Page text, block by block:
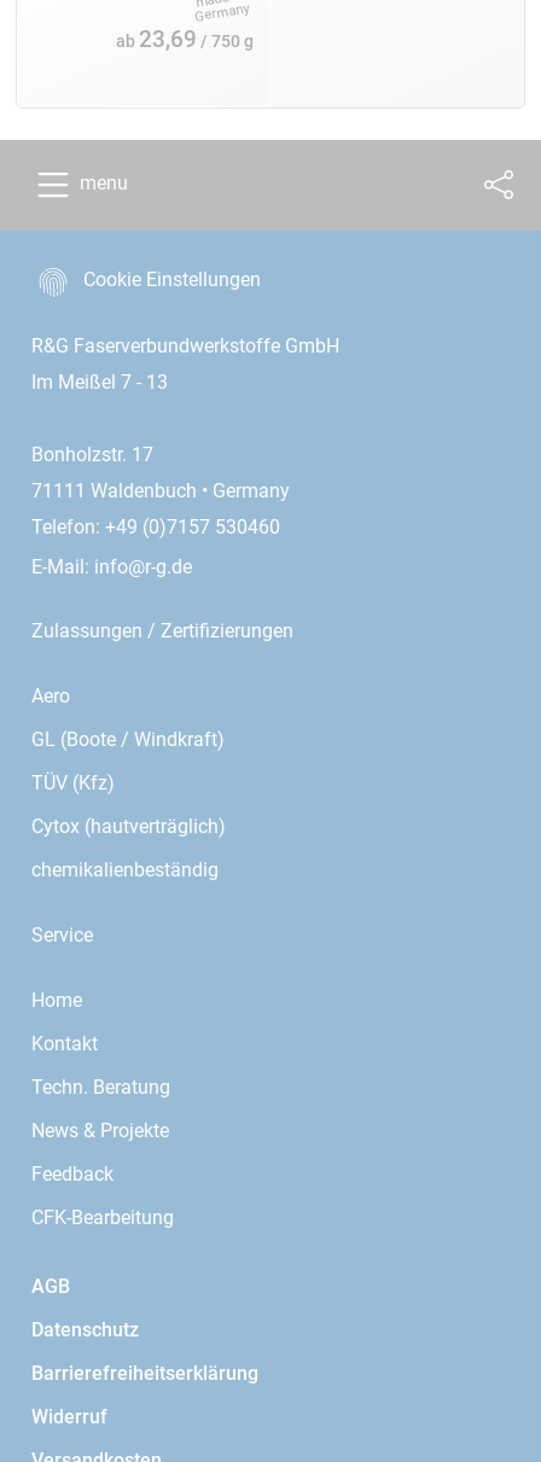
ab 23,69 / 750 g
menu
Cookie Einstellungen
R&G Faserverbundwerkstoffe GmbH
Im Meißel 7 - 13
Bonholzstr. 17
71111 Waldenbuch • Germany
Telefon: +49 (0)7157 530460
E-Mail: info@r-g.de
Zulassungen / Zertifizierungen
Aero
GL (Boote / Windkraft)
TÜV (Kfz)
Cytox (hautverträglich)
chemikalienbeständig
Service
Home
Kontakt
Techn. Beratung
News & Projekte
Feedback
CFK-Bearbeitung
AGB
Datenschutz
Barrierefreiheitserklärung
Widerruf